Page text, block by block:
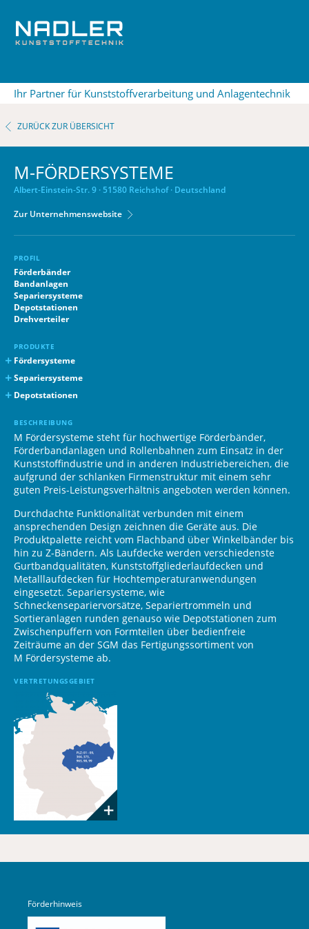
Ihr Partner für Kunststoffverarbeitung und Anlagentechnik
ZURÜCK ZUR ÜBERSICHT
M-FÖRDERSYSTEME
Albert-Einstein-Str. 9 · 51580 Reichshof · Deutschland
Zur Unternehmenswebsite
PROFIL
Förderbänder
Bandanlagen
Separiersysteme
Depotstationen
Drehverteiler
PRODUKTE
Fördersysteme
Gerade Förderbänder
Winkelförderbänder
Kurvenrollbahnen
Edelstahlförderbänder
Separiersysteme
Schneckenseparierer
Depotstationen
Lift-Server
BESCHREIBUNG
M Fördersysteme steht für hochwertige Förderbänder,
Förderbandanlagen und Rollenbahnen zum Einsatz in der
Kunststoffindustrie und in anderen Industriebereichen, die
aufgrund der schlanken Firmenstruktur mit einem sehr
guten Preis-Leistungsverhältnis angeboten werden können.
Durchdachte Funktionalität verbunden mit einem
ansprechenden Design zeichnen die Geräte aus. Die
Produktpalette reicht vom Flachband über Winkelbänder bis
hin zu Z-Bändern. Als Laufdecke werden verschiedenste
Gurtbandqualitäten, Kunststoffgliederlaufdecken und
Metalllaufdecken für Hochtemperaturanwendungen
eingesetzt. Separiersysteme, wie
Schneckensepariervorsätze, Separiertrommeln und
Sortieranlagen runden genauso wie Depotstationen zum
Zwischenpuffern von Formteilen über bedienfreie
Zeiträume an der SGM das Fertigungssortiment von
M Fördersysteme ab.
VERTRETUNGSGEBIET
Förderhinweis